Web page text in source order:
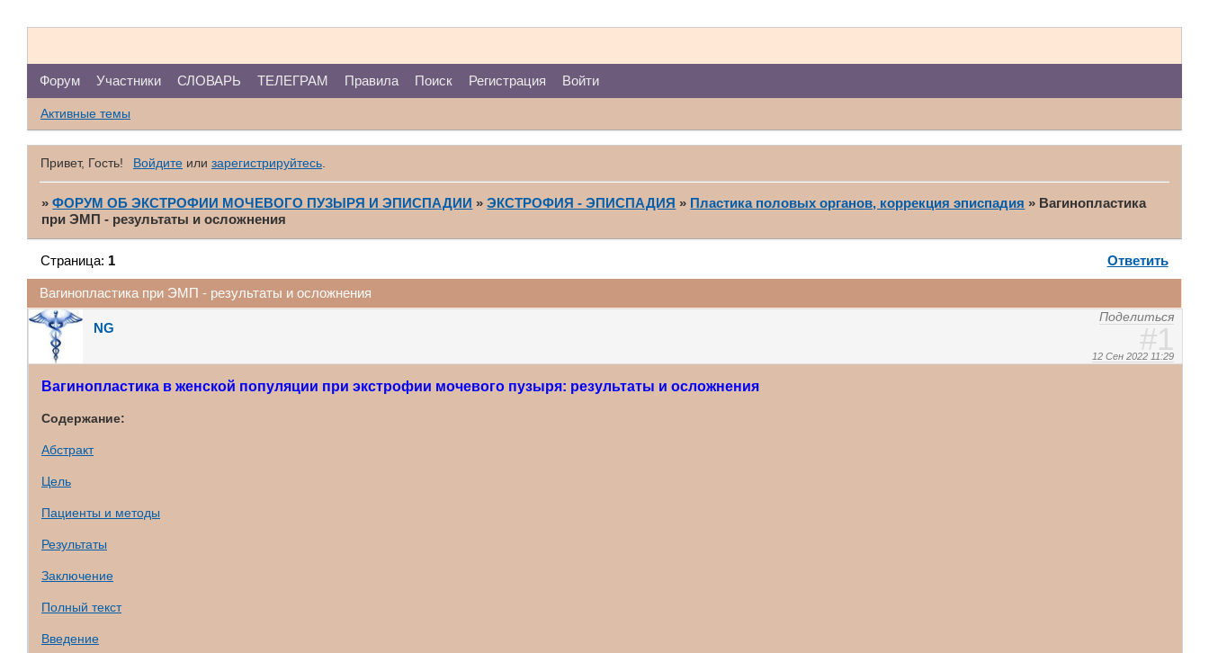
Форум Участники СЛОВАРЬ ТЕЛЕГРАМ Правила Поиск Регистрация Войти
Активные темы
Привет, Гость! Войдите или зарегистрируйтесь.
»ФОРУМ ОБ ЭКСТРОФИИ МОЧЕВОГО ПУЗЫРЯ И ЭПИСПАДИИ »ЭКСТРОФИЯ - ЭПИСПАДИЯ » Пластика половых органов, коррекция эписпадия » Вагинопластика
при ЭМП - результаты и осложнения
Вагинопластика при ЭМП - результаты и осложнения
Страница: 1 Ответить
Поделиться
1
12 Сен 2022 11:29
NG
Вагинопластика в женской популяции при экстрофии мочевого пузыря: результаты и осложнения
Содержание:
Абстракт
Цель
Пациенты и методы
Результаты
Заключение
Полный текст
Введение